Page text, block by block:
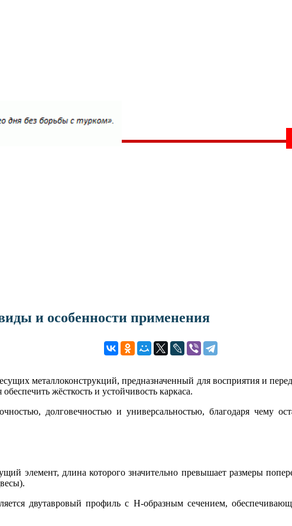
и особенности применения
металлоконструкций, предназначенный для восприятия и
жёсткость и устойчивость каркаса.
долговечностью и универсальностью, благодаря чему
элемент, длина которого значительно превышает размеры
двутавровый профиль с Н-образным сечением,